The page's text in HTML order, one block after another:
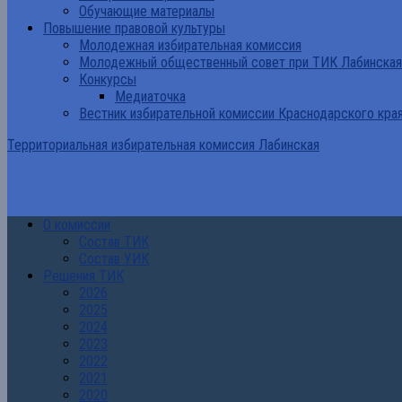
Обучающие материалы
Повышение правовой культуры
Молодежная избирательная комиссия
Молодежный общественный совет при ТИК Лабинская
Конкурсы
Медиаточка
Вестник избирательной комиссии Краснодарского
Территориальная избирательная комиссия Лабинская
О комиссии
Состав ТИК
Состав УИК
Решения ТИК
2026
2025
2024
2023
2022
2021
2020